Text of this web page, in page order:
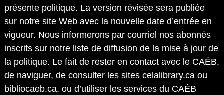
présente politique. La version révisée sera publiée
sur notre site Web avec la nouvelle date d’entrée en
vigueur. Nous informerons par courriel nos abonnés
inscrits sur notre liste de diffusion de la mise à jour de
la politique. Le fait de rester en contact avec le CAÉB,
de naviguer, de consulter les sites celalibrary.ca ou
bibliocaeb.ca, ou d’utiliser les services du CAÉB